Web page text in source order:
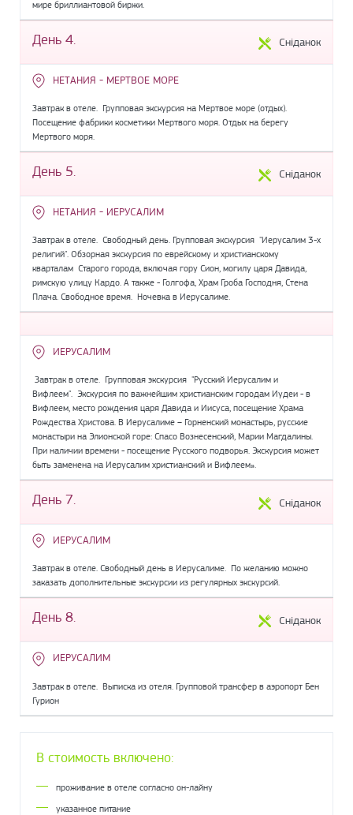
мире бриллиантовой биржи.
День 4. Сніданок
НЕТАНИЯ - МЕРТВОЕ МОРЕ
Завтрак в отеле. Групповая экскурсия на Мертвое море (отдых).
Посещение фабрики косметики Мертвого моря. Отдых на берегу
Мертвого моря.
День 5. Сніданок
НЕТАНИЯ - ИЕРУСАЛИМ
Завтрак в отеле. Свободный день. Групповая экскурсия "Иерусалим 3-х
религий". Обзорная экскурсия по еврейскому и христианскому
кварталам Старого города, включая гору Сион, могилу царя Давида,
римскую улицу Кардо. А также - Голгофа, Храм Гроба Господня, Стена
Плача. Свободное время. Ночевка в Иерусалиме.
ИЕРУСАЛИМ
Завтрак в отеле. Групповая экскурсия "Русский Иерусалим и
Вифлеем". Экскурсия по важнейшим христианским городам Иудеи - в
Вифлеем, место рождения царя Давида и Иисуса, посещение Храма
Рождества Христова. В Иерусалиме – Горненский монастырь, русские
монастыри на Элионской горе: Спасо Вознесенский, Марии Магдалины.
При наличии времени - посещение Русского подворья. Экскурсия может
быть заменена на Иерусалим христианский и Вифлеем».
День 7. Сніданок
ИЕРУСАЛИМ
Завтрак в отеле. Свободный день в Иерусалиме. По желанию можно
заказать дополнительные экскурсии из регулярных экскурсий.
День 8. Сніданок
ИЕРУСАЛИМ
Завтрак в отеле. Выписка из отеля. Групповой трансфер в аэропорт Бен
Гурион
В стоимость включено:
проживание в отеле согласно он-лайну
указанное питание